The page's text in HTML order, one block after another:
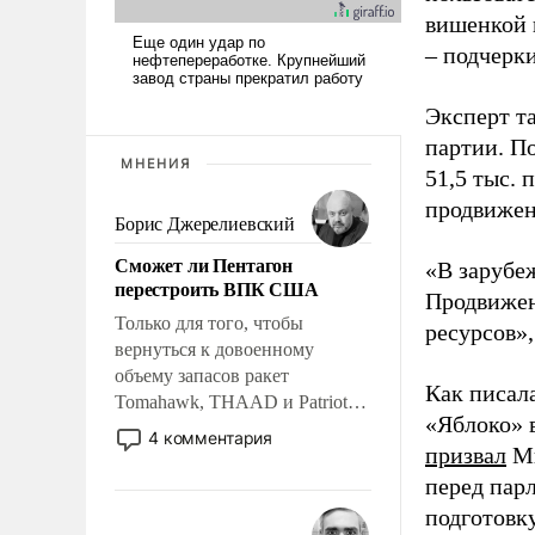
МНЕНИЯ
Борис Джерелиевский
Сможет ли Пентагон
перестроить ВПК США
Только для того, чтобы
вернуться к довоенному
объему запасов ракет
Tomahawk, THAAD и Patriot
США потребуется более трех
лет. Даже небольшая война с
4 комментария
вишенкой
–
Эксперт
партии.
51,5 тыс.
«В
Как
«Яблоко»
призвал
перед